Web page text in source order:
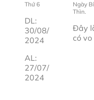
Thứ 6
DL:
30/08/
2024
AL:
27/07/
2024
Ngày
Thìn.
Đây
có vo